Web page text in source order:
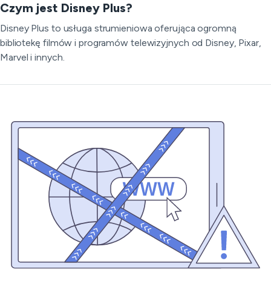
Czym jest Disney Plus?
Disney Plus to usługa strumieniowa oferująca ogromną
bibliotekę filmów i programów telewizyjnych od Disney, Pixar,
Marvel i innych.